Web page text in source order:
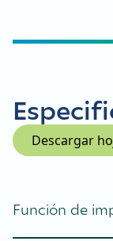
Descargar
Función de